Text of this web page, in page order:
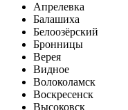
Апрелевка
Балашиха
Белоозёрский
Бронницы
Верея
Видное
Волоколамск
Воскресенск
Высоковск